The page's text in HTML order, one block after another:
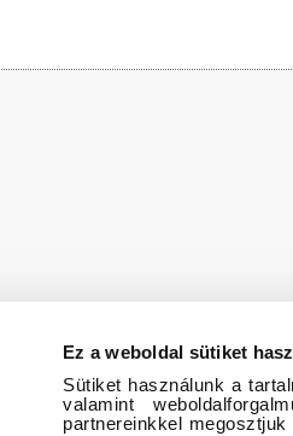
Ez a weboldal sütiket
Sütiket használunk a
valamint
partnereinkkel